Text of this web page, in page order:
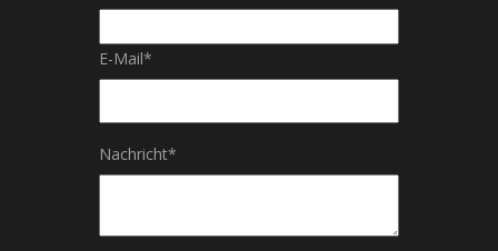
E-Mail*
Nachricht*